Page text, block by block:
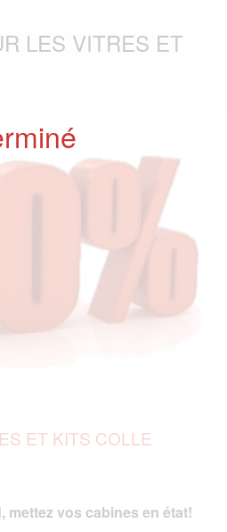
LES VITRES ET
ET KITS COLLE
mettez vos cabines en état!